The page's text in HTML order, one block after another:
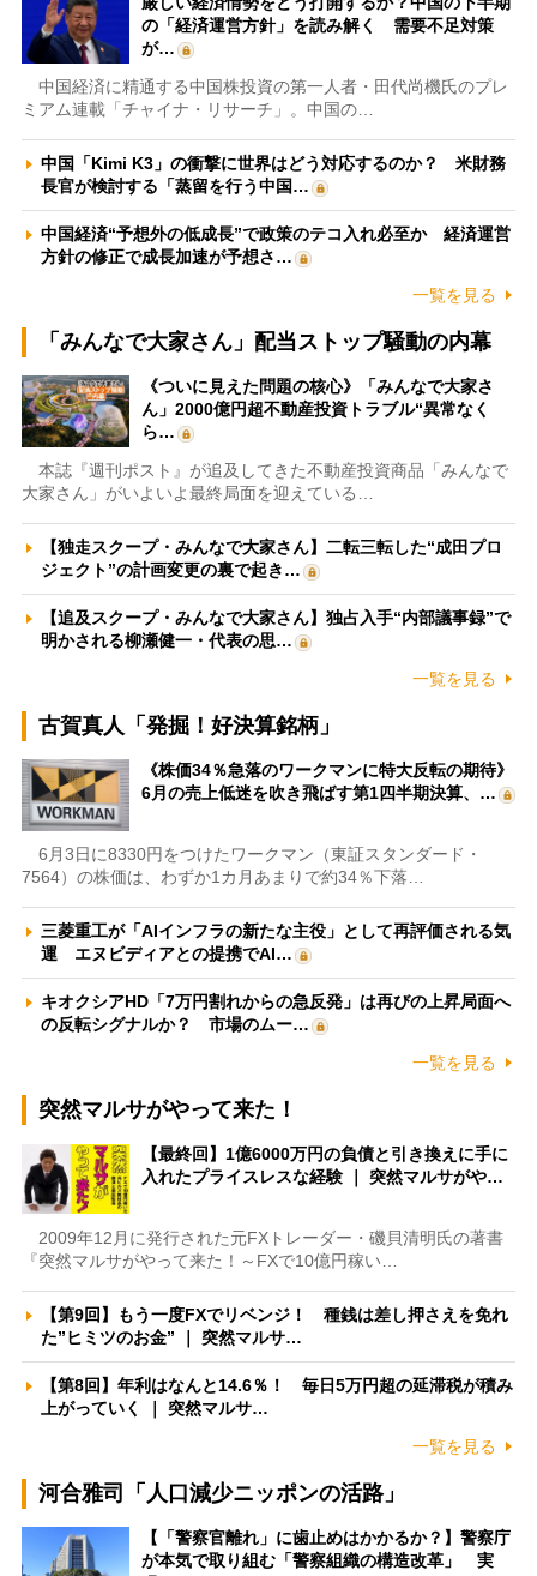
の「経済運営方針」を読み解く 需要不足対策
が…
中国経済に精通する中国株投資の第一人者・田代尚機氏のプレ
ミアム連載「チャイナ・リサーチ」。中国の…
中国「Kimi K3」の衝撃に世界はどう対応するのか？ 米財務
長官が検討する「蒸留を行う中国…
中国経済“予想外の低成長”で政策のテコ入れ必至か 経済運営
方針の修正で成長加速が予想さ…
一覧を見る
「みんなで大家さん」配当ストップ騒動の内幕
《ついに見えた問題の核心》「みんなで大家さ
ん」2000億円超不動産投資トラブル“異常なく
ら…
本誌『週刊ポスト』が追及してきた不動産投資商品「みんなで
大家さん」がいよいよ最終局面を迎えている…
【独走スクープ・みんなで大家さん】二転三転した“成田プロ
ジェクト”の計画変更の裏で起き…
【追及スクープ・みんなで大家さん】独占入手“内部議事録”で
明かされる柳瀬健一・代表の思…
一覧を見る
古賀真人「発掘！好決算銘柄」
《株価34％急落のワークマンに特大反転の期待》
6月の売上低迷を吹き飛ばす第1四半期決算、…
6月3日に8330円をつけたワークマン（東証スタンダード・
7564）の株価は、わずか1カ月あまりで約34％下落…
三菱重工が「AIインフラの新たな主役」として再評価される気
運 エヌビディアとの提携でAI…
キオクシアHD「7万円割れからの急反発」は再びの上昇局面へ
の反転シグナルか？ 市場のムー…
一覧を見る
突然マルサがやって来た！
【最終回】1億6000万円の負債と引き換えに手に
入れたプライスレスな経験 ｜ 突然マルサがや…
2009年12月に発行された元FXトレーダー・磯貝清明氏の著書
『突然マルサがやって来た！～FXで10億円稼い…
【第9回】もう一度FXでリベンジ！ 種銭は差し押さえを免れ
た”ヒミツのお金” ｜ 突然マルサ…
【第8回】年利はなんと14.6％！ 毎日5万円超の延滞税が積み
上がっていく ｜ 突然マルサ…
一覧を見る
河合雅司「人口減少ニッポンの活路」
【「警察官離れ」に歯止めはかかるか？】警察庁
が本気で取り組む「警察組織の構造改革」 実